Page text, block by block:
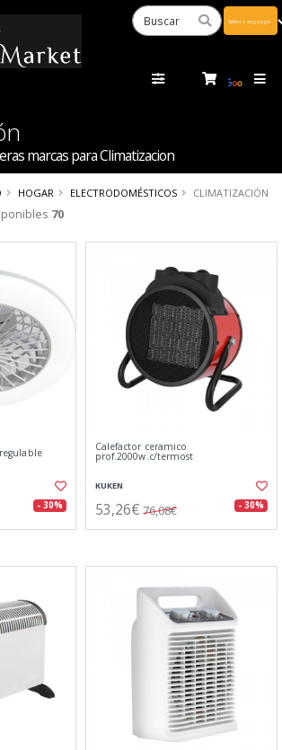
marcas para Climatizacion
HOGAR ELECTRODOMÉSTICOS CLIMATIZACIÓN
70
- 30%
Calefactor ceramico
prof.2000w.c/termost
KUKEN
53,26€ 76,08€ - 30%